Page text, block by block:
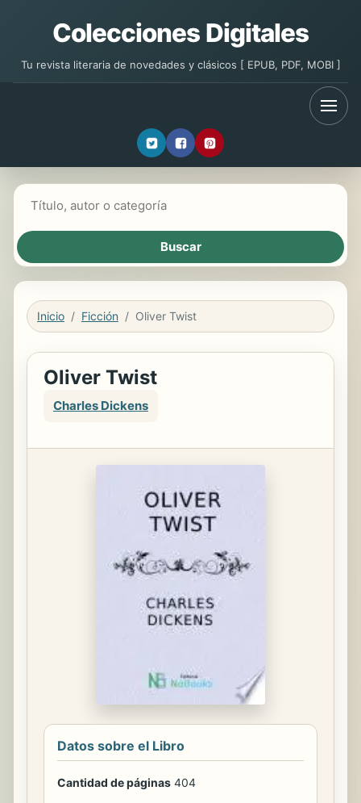
Colecciones Digitales
Tu revista literaria de novedades y clásicos [ EPUB, PDF, MOBI ]
Inicio Ficción Oliver Twist
Oliver Twist
Charles Dickens
Datos sobre el Libro
Cantidad de páginas 404